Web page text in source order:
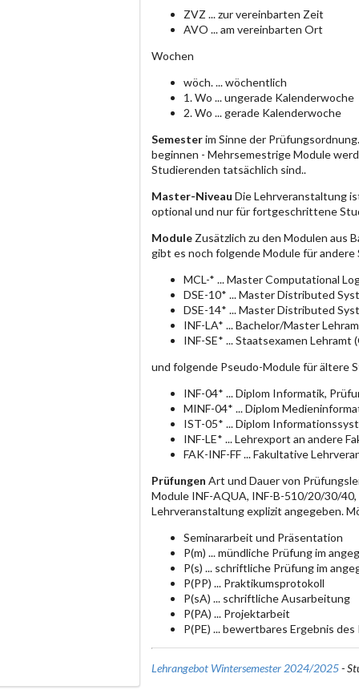
ZVZ ... zur vereinbarten Zeit
AVO ... am vereinbarten Ort
Wochen
wöch. ... wöchentlich
1. Wo ... ungerade Kalenderwoche
2. Wo ... gerade Kalenderwoche
Semesterim Sinne der
beginnen - Mehrsemestrige Module
Studierenden tatsächlich sind..
Master-Niveau Die Lehrveranstaltung
optional und nur für fortgeschrittene
Module Zusätzlich zu den Modulen aus
gibt es noch folgende Module für andere
MCL-* ... Master Computational
DSE-10* ... Master Distributed
DSE-14* ... Master Distributed
INF-LA* ... Bachelor/Master
INF-SE* ... Staatsexamen
und folgende Pseudo-Module für ältere
INF-04* ... Diplom Informatik,
MINF-04* ... Diplom
IST-05* ... Diplom
INF-LE* ... Lehrexport an andere
FAK-INF-FF ... Fakultative
Prüfungen Art und Dauer von
Module INF-AQUA, INF-B-510/20/30/
Lehrveranstaltung explizit angegeben.
Seminararbeit und Präsentation
P(m) ... mündliche Prüfung im
P(s) ... schriftliche Prüfung im
P(PP) ... Praktikumsprotokoll
P(sA) ... schriftliche Ausarbeitung
P(PA) ... Projektarbeit
P(PE) ... bewertbares Ergebnis
Lehrangebot Wintersemester 2024/2025-